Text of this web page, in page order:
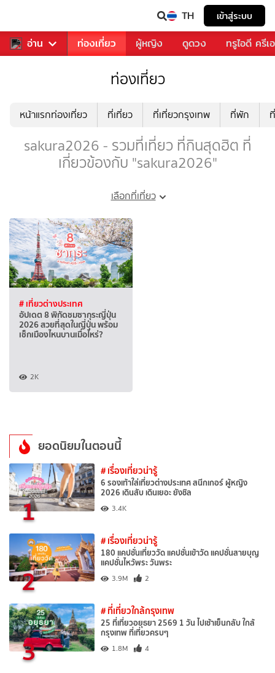
TH เข้าสู่ระบบ
อ่าน
ลง อาหาร ท่องเที่ยว ผู้หญิง ดูดวง ทรูไอดี ครีเ
ท่องเที่ยว
หน้าแรกท่องเที่ยว ที่เที่ยว ที่เที่ยวกรุงเทพ ที่พัก
sakura2026 - รวมที่เที่ยว ที่กินสุดฮิต ที่
เกี่ยวข้องกับ "sakura2026"
เลือกที่เที่ยว
# เที่ยวต่างประเทศ
อัปเดต 8 พิกัดชมซากุระญี่ปุ่น
2026 สวยที่สุดในญี่ปุ่น พร้อม
เช็กเมืองไหนบานเมื่อไหร่?
2K
ยอดนิยมในตอนนี้
1
# เรื่องเที่ยวน่ารู้
6 รองเท้าใส่เที่ยวต่างประเทศ สนีกเกอร์ ผู้หญิง
2026 เดินสับ เดินเยอะ ยังชิล
3.4K
2
# เรื่องเที่ยวน่ารู้
180 แคปชั่นเที่ยววัด แคปชั่นเข้าวัด แคปชั่นสายบุญ
แคปชั่นไหว้พระ วันพระ
3.9M 2
3
# ที่เที่ยวใกล้กรุงเทพ
25 ที่เที่ยวอยุธยา 2569 1 วัน ไปเช้าเย็นกลับ ใกล้
กรุงเทพ ที่เที่ยวครบๆ
1.8M 4